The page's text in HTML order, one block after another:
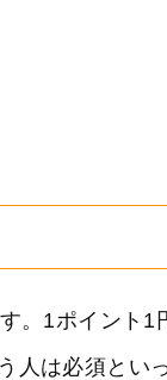
。1ポイント
人は必須とい